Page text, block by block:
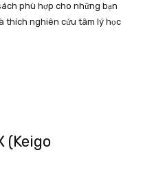
phù hợp cho những bạn
thích nghiên cứu tâm lý học
(Keigo